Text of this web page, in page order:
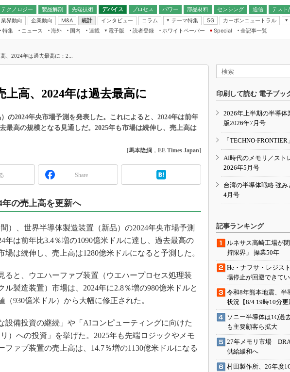
テクノロジー 製品解剖
先端技術
ルギー
デバイス
アナログ
マイコン
プロセス パワー 部品材料 センシング
通信
無線
テスト
業界動向
企業動向 M&A 統計 インタビュー コラム
テーマ特集
フィジカルAI
読者調査（EE Times Research）
IoT
エレクトロニクス入門（EDN
5G カーボンニュートラル
IoT・エッジコンピューティング
EXPO
TECHNO-FRONTIER
人とくるま展
特集 ニュース 海外 国内
連載
昭のデバイス通信
聡の業界スコープ
イア直前エンジニアの社会人大
流記
10年で起こったこと、次の10年
分解で探るアジアの新トレンド
端児エンジニア”が仕掛けた社内
、執念の180日
ベーションは日本を救うのか
発IoT通信
ナリスト「未来展望」
語に愛されないエンジニア」の
電子版
電子ブックレット
読者登録 ホワイトペーパー
Special
全記事一覧
、2024年は過去最高に：2...
上高、2024年は過去最高に
の2024年央市場予測を発表した。これによると、2024年は前年
最高の規模となる見通しだ。2025年も市場は続伸し、売上高は
[馬本隆綱 ， EE Times Japan]
Share
年の売上高を更新へ
）、世界半導体製造装置（新品）の2024年央市場予測
年は前年比3.4％増の1090億米ドルに達し、過去最高の
場は続伸し、売上高は1280億米ドルになると予測した。
と、ウエハーファブ装置（ウエハープロセス処理装
製造装置）市場は、2024年に2.8％増の980億米ドルと
（930億米ドル）から大幅に修正された。
備投資の継続」や「AIコンピューティングに向けた
）への投資」を挙げた。2025年も先端ロジックやメモ
ファブ装置の売上高は、14.7％増の1130億米ドルになる
印刷して読む 電子ブッ
2026年上半期の半導
版2026年7月号
「TECHNO-
AI時代のメモリ／ス
2026年5月号
台湾の半導体戦略 強
4月号
記事ランキング
ルネサス高崎工場が
持限界」 操業50年
He・ナフサ・レジ
場停止が回避できて
令和8年熊本地震、半
状況【8/4 19時10分更
ソニー半導体は1Q過
も主要顧客ら拡大
27年メモリ市場
供給緩和へ
村田製作所、26年度